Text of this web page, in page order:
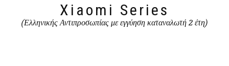
Xiaomi Series
(Ελληνικής Αντιπροσωπίας με εγγύηση καταναλωτή 2 έτη)